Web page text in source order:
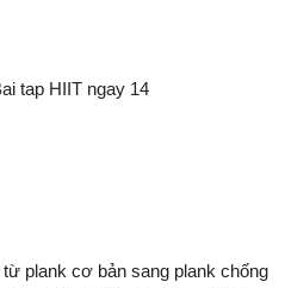
từ plank cơ bản sang plank chống